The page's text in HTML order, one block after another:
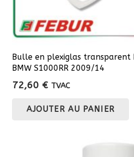
Bulle en plexiglas transparent
BMW S1000RR 2009/14
72,60 € TVAC
AJOUTER AU PANIER